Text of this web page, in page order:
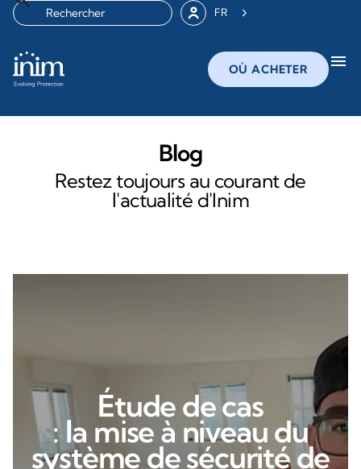
FR
OÙ ACHETER menu
Blog
Restez toujours au courant de
l'actualité d'Inim
Étude de cas
: la mise à niveau du
système de sécurité de